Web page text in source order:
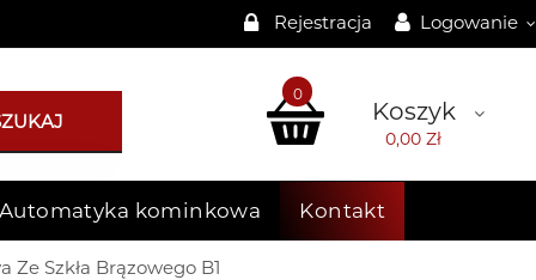
Rejestracja Logowanie
Koszyk
0
0,00 Zł
kominkowa Kontakt
Szkła Brązowego B1